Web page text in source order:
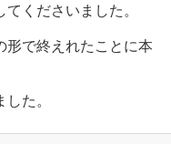
くださいました。
形で終えれたことに本
た。